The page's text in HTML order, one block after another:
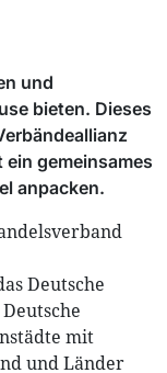
und
bieten. Dieses
gemeinsames
anpacken.
Deutsche
mit
und Länder